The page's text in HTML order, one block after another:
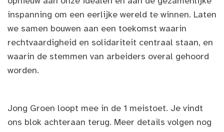
inspanning om een eerlijke wereld te winnen. Laten
we samen bouwen aan een toekomst waarin
rechtvaardigheid en solidariteit centraal staan, en
waarin de stemmen van arbeiders overal gehoord
worden.
Jong Groen loopt mee in de 1 meistoet. Je vindt
ons blok achteraan terug. Meer details volgen nog